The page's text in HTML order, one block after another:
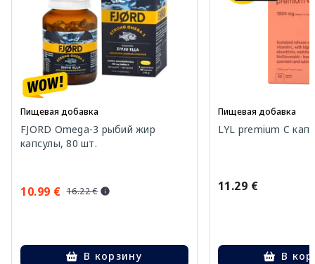
Пищевая добавка
FJORD Omega-3 рыбий жир
капсулы, 80 шт.
10.99 € 16.22 €
В корзину
Пищевая добавка
LYL premium C
11.29 €
В